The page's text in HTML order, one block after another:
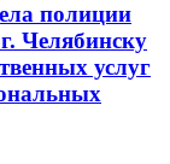
полиции
Челябинску
услуг